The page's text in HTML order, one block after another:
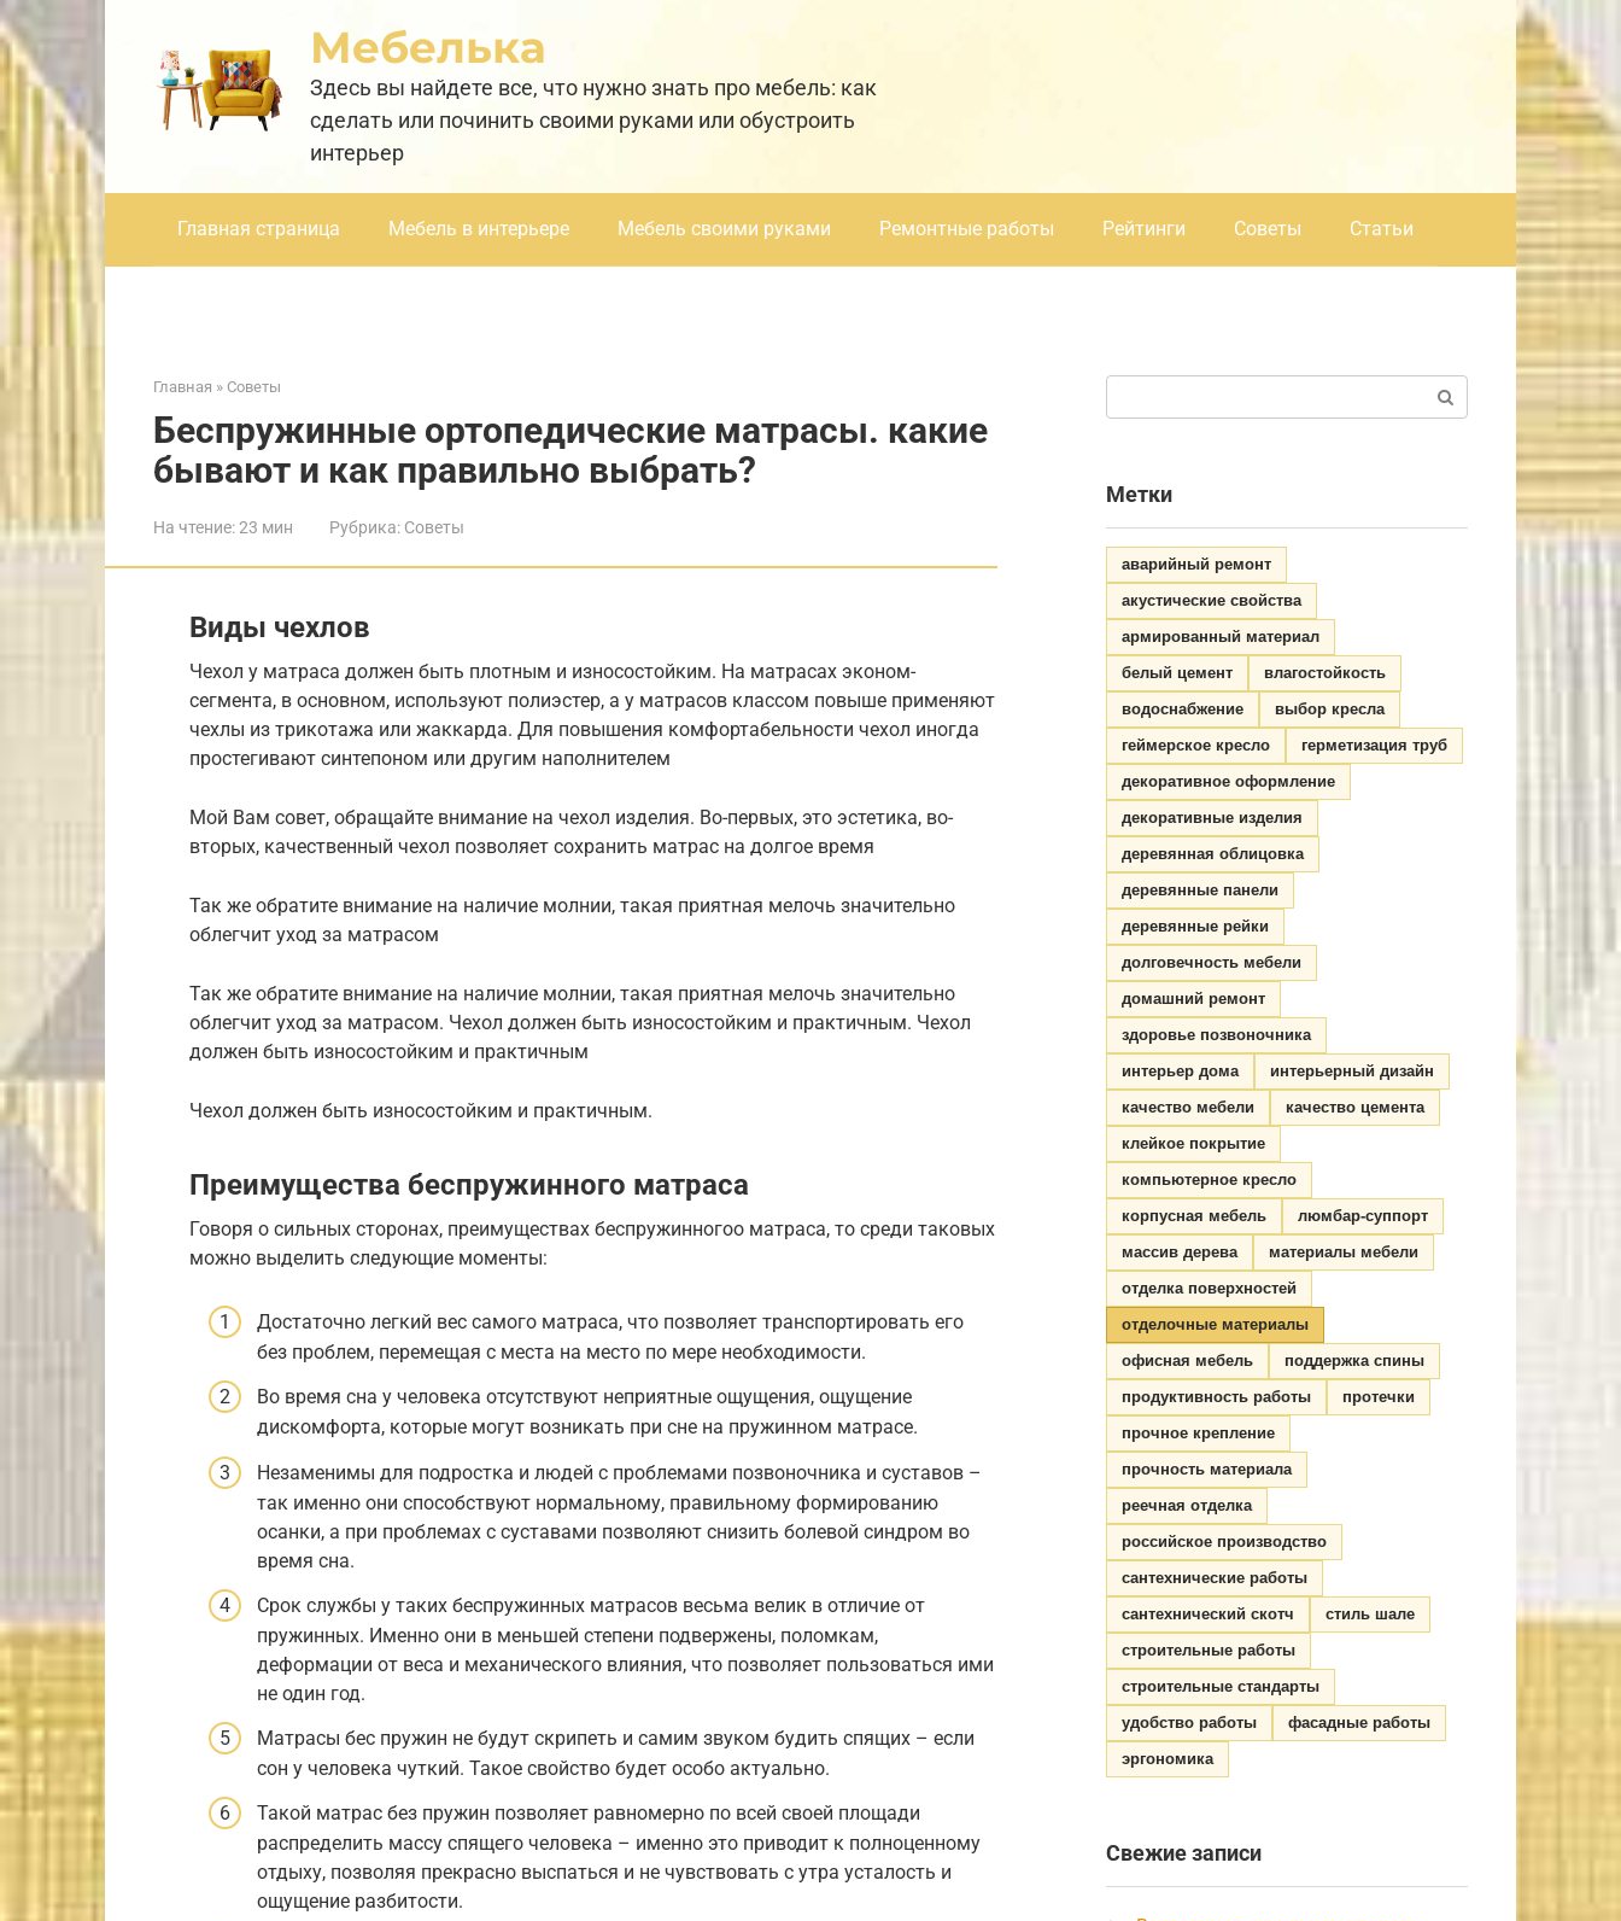
Перейти
к
контенту
Мебелька
Здесь вы найдете все, что нужно знать про мебель: как
сделать или починить своими руками или обустроить
интерьер
Главная страница Мебель в интерьере Мебель своими руками Ремонтные работы Рейтинги Советы Статьи
Главная » Советы
Беспружинные ортопедические матрасы. какие
бывают и как правильно выбрать?
На чтение:23 мин Рубрика: Советы
Виды чехлов
Чехол у матраса должен быть плотным и износостойким. На матрасах эконом-
сегмента, в основном, используют полиэстер, а у матрасов классом повыше применяют
чехлы из трикотажа или жаккарда. Для повышения комфортабельности чехол иногда
простегивают синтепоном или другим наполнителем
Мой Вам совет, обращайте внимание на чехол изделия. Во-первых, это эстетика, во-
вторых, качественный чехол позволяет сохранить матрас на долгое время
Так же обратите внимание на наличие молнии, такая приятная мелочь значительно
облегчит уход за матрасом
Так же обратите внимание на наличие молнии, такая приятная мелочь значительно
облегчит уход за матрасом. Чехол должен быть износостойким и практичным. Чехол
должен быть износостойким и практичным
Чехол должен быть износостойким и практичным.
Преимущества беспружинного матраса
Говоря о сильных сторонах, преимуществах беспружинногоо матраса, то среди таковых
можно выделить следующие моменты:
Достаточно легкий вес самого матраса, что позволяет транспортировать его
без проблем, перемещая с места на место по мере необходимости.
Во время сна у человека отсутствуют неприятные ощущения, ощущение
дискомфорта, которые могут возникать при сне на пружинном матрасе.
Незаменимы для подростка и людей с проблемами позвоночника и суставов –
так именно они способствуют нормальному, правильному формированию
осанки, а при проблемах с суставами позволяют снизить болевой синдром во
время сна.
Срок службы у таких беспружинных матрасов весьма велик в отличие от
пружинных. Именно они в меньшей степени подвержены, поломкам,
деформации от веса и механического влияния, что позволяет пользоваться ими
не один год.
Матрасы бес пружин не будут скрипеть и самим звуком будить спящих – если
сон у человека чуткий. Такое свойство будет особо актуально.
Такой матрас без пружин позволяет равномерно по всей своей площади
распределить массу спящего человека – именно это приводит к полноценному
отдыху, позволяя прекрасно выспаться и не чувствовать с утра усталость и
ощущение разбитости.
Метки
аварийный ремонт
акустические свойства
армированный материал
белый цемент
влагостойкость
водоснабжение
выбор кресла
геймерское кресло
герметизация труб
декоративное оформление
декоративные изделия
деревянная облицовка
деревянные панели
деревянные рейки
долговечность мебели
домашний ремонт
здоровье позвоночника
интерьер дома
интерьерный дизайн
качество мебели
качество цемента
клейкое покрытие
компьютерное кресло
корпусная мебель
люмбар-суппорт
массив дерева
материалы мебели
отделка поверхностей
отделочные материалы
офисная мебель
поддержка спины
продуктивность работы
протечки
прочное крепление
прочность материала
реечная отделка
российское производство
сантехнические работы
сантехнический скотч
стиль шале
строительные работы
строительные стандарты
удобство работы
фасадные работы
эргономика
Свежие записи